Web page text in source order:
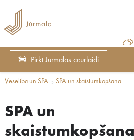
Pirkt Jūrmalas caurlaidi
Veselība un SPA SPA un skaistumkopšana
SPA un
skaistumkopšana